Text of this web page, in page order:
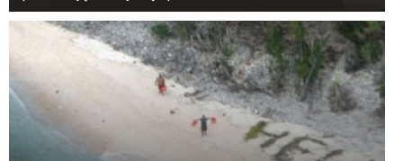
sposoby. Szyję i kark czeszą silnymi ruchami
głowy z góry na dół, a boki kołysząc w przód i w
tył.